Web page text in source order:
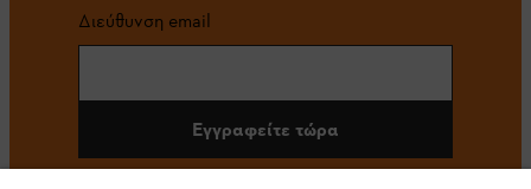
Διεύθυνση email
Εγγραφείτε τώρα